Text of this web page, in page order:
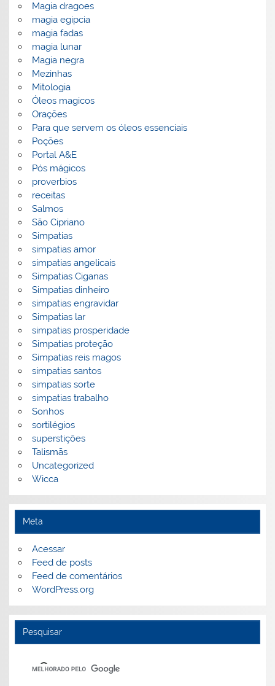
Magia dragoes
magia egipcia
magia fadas
magia lunar
Magia negra
Mezinhas
Mitologia
Óleos magicos
Orações
Para que servem os óleos essenciais
Poções
Portal A&E
Pós mágicos
proverbios
receitas
Salmos
São Cipriano
Simpatias
simpatias amor
simpatias angelicais
Simpatias Ciganas
Simpatias dinheiro
simpatias engravidar
Simpatias lar
simpatias prosperidade
Simpatias proteção
Simpatias reis magos
simpatias santos
simpatias sorte
simpatias trabalho
Sonhos
sortilégios
superstições
Talismãs
Uncategorized
Wicca
Meta
Acessar
Feed de posts
Feed de comentários
WordPress.org
Pesquisar